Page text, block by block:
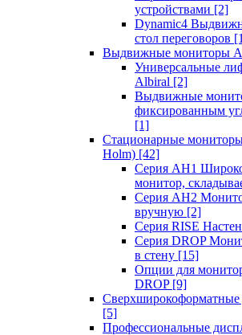
устройствами [2]
Dynamic4
стол переговоров
Выдвижные мониторы
Универсальные
Albiral [2]
Выдвижные
фиксированным
[1]
Стационарные
Holm) [42]
Серия AH1
монитор,
Серия AH2
вручную [2]
Серия RISE
Серия DROP
в стену [15]
Опции для
DROP [9]
Сверхширокоформатные
[5]
Профессиональные